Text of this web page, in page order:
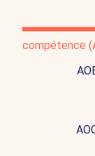
compétence